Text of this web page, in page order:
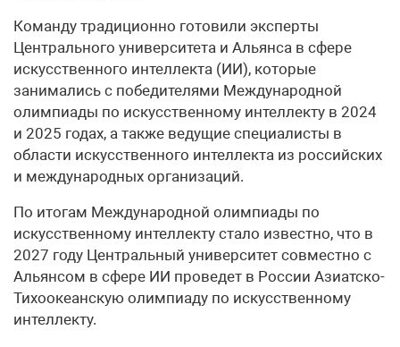
Команду традиционно готовили эксперты
Центрального университета и Альянса в сфере
искусственного интеллекта (ИИ), которые
занимались с победителями Международной
олимпиады по искусственному интеллекту в 2024
и 2025 годах, а также ведущие специалисты в
области искусственного интеллекта из российских
и международных организаций.
По итогам Международной олимпиады по
искусственному интеллекту стало известно, что в
2027 году Центральный университет совместно с
Альянсом в сфере ИИ проведет в России Азиатско-
Тихоокеанскую олимпиаду по искусственному
интеллекту.